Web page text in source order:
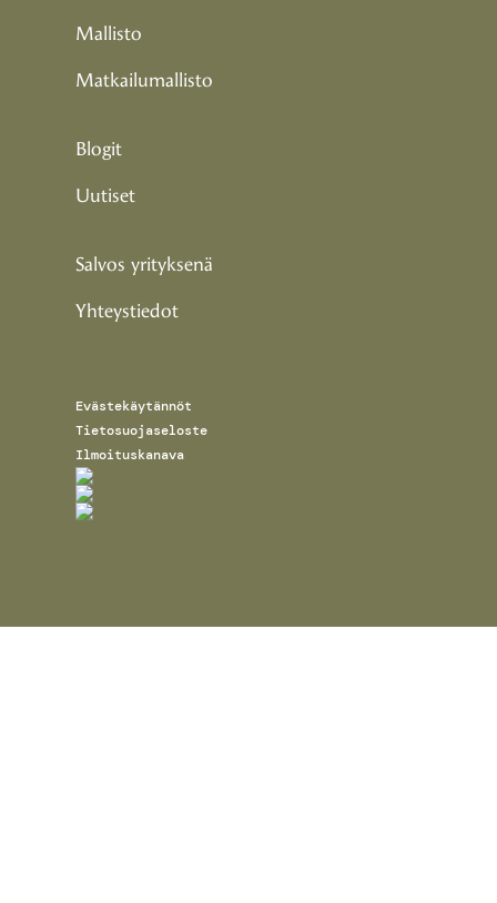
Mallisto
Matkailumallisto
Blogit
Uutiset
Salvos yrityksenä
Yhteystiedot
Evästekäytännöt
Tietosuojaseloste
Ilmoituskanava